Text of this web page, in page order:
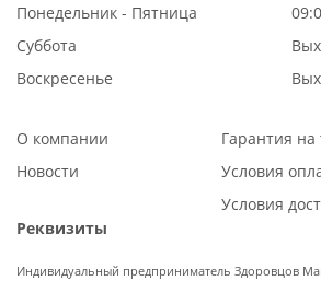
Понедельник - Пятница
Суббота
Воскресенье
О компании
Новости
Гарантия на
Условия
Условия
Реквизиты
Индивидуальный предприниматель Здоровцов